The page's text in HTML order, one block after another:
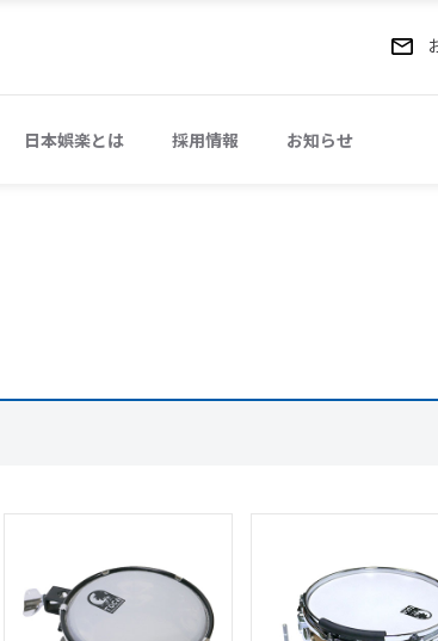
日本娯楽とは 採用情報 お知らせ